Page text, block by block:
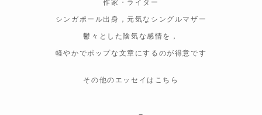
作家・ライター
シンガポール出身，元気なシングルマザー
鬱々とした陰気な感情を，
軽やかでポップな文章にするのが得意です
その他のエッセイはこちら